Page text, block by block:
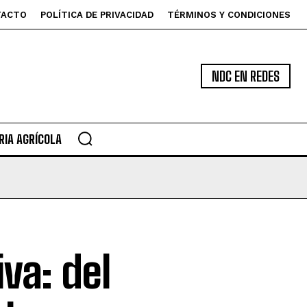
POLÍTICA DE PRIVACIDAD TÉRMINOS Y CONDICIONES
NDC EN REDES
AGRÍCOLA
del